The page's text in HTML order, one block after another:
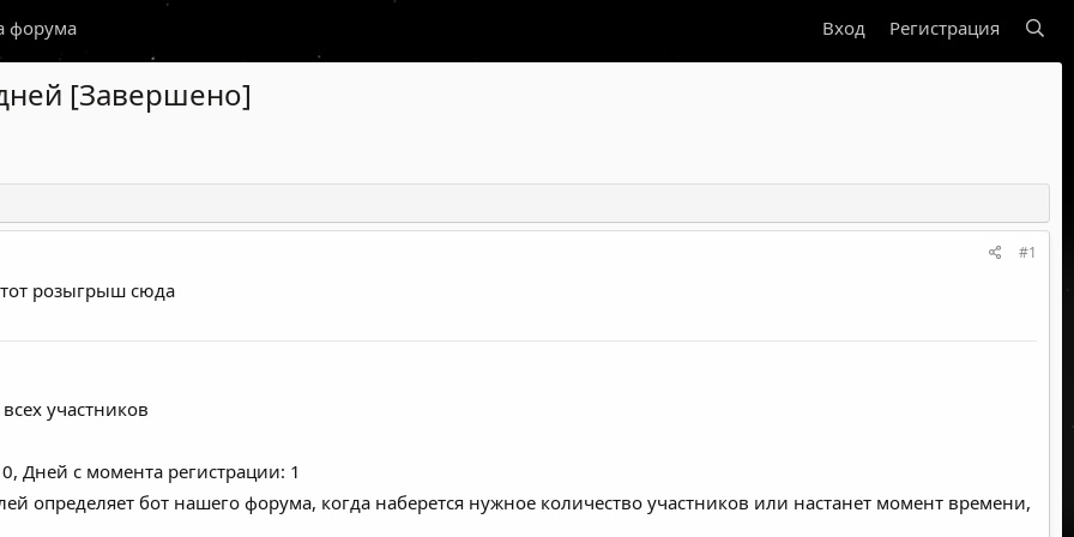
форума Вход Регистрация
[Завершено]
#1
розыгрыш сюда
участников
Дней с момента регистрации: 1
определяет бот нашего форума, когда наберется нужное количество участников или настанет момент времени,